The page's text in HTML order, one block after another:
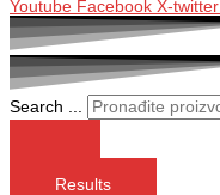
Youtube Facebook X-twitter
Search ...
Results